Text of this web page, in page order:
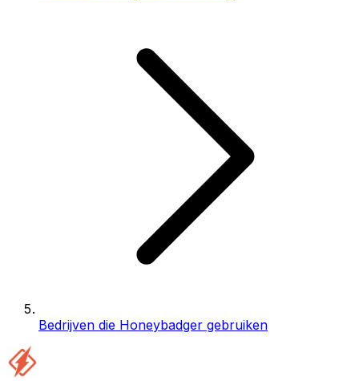
Bedrijven die Honeybadger gebruiken